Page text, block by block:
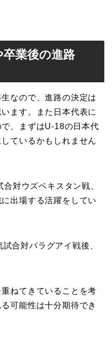
業後の進路
なので、進路の決定は
ます。また日本代表に
、まずはU-18の日本代
ているかもしれません
対ウズベキスタン戦、
出場する活躍をしてい
合対パラグアイ戦後、
ねてきていることを考
可能性は十分期待でき